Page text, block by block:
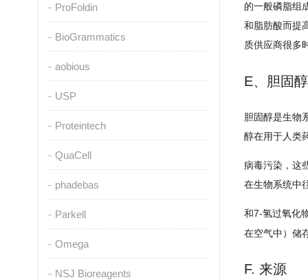
ProFoldin
BioGrammatics
aobious
USP
Proteintech
QuaCell
phadebas
Parkell
Omega
NSJ Bioreagents
的一般磷脂组
和脂肪酸而提
质供应商很多
E、胆固醇
胆固醇是生物
醇在用于人类
病毒污染，这
在生物系统中
和7-氢过氧化
在空气中）储
F. 来源